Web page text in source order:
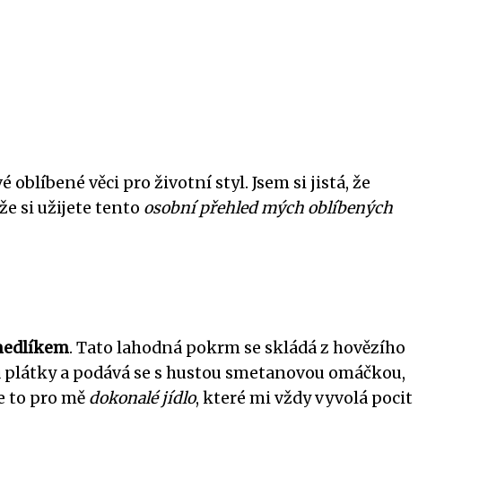
oblíbené věci pro životní styl. Jsem si jistá, že
si užijete tento osobní přehled mých oblíbených
. Tato lahodná pokrm se skládá z hovězího
a podává se s hustou smetanovou omáčkou,
to pro mě dokonalé jídlo, které mi vždy vyvolá pocit